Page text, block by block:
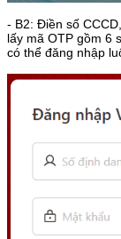
- B2: Điền số
lấy mã OTP gồm 6
có thể đăng nhập